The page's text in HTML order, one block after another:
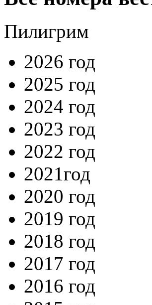
2021
2024
Пилигрим
2026 год
2025 год
2024 год
2023 год
2022 год
2021год
2020 год
2019 год
2018 год
2017 год
2016 год